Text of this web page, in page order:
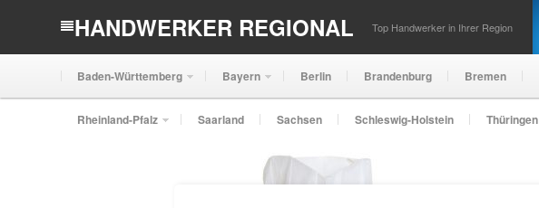
HANDWERKER REGIONAL Top Handwerker in Ihrer Region
Baden-Württemberg Bayern Berlin Brandenburg Bremen
Rheinland-Pfalz Saarland Sachsen Schleswig-Holstein Thüringen